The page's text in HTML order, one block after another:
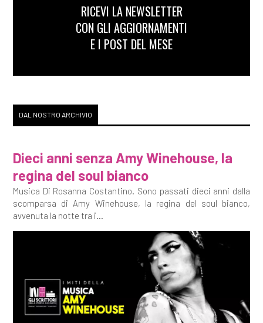
RICEVI LA NEWSLETTER
CON GLI AGGIORNAMENTI
E I POST DEL MESE
DAL NOSTRO ARCHIVIO
Dieci anni senza Amy Winehouse, la
regina del soul bianco
Musica Di Rosanna Costantino. Sono passati dieci anni dalla
scomparsa di Amy Winehouse, la regina del soul bianco,
avvenuta la notte tra i...